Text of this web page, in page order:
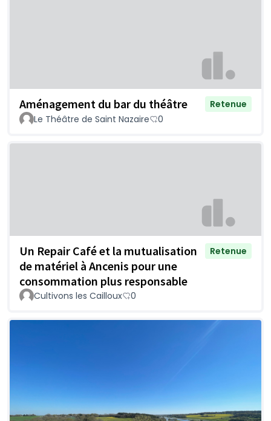
Aménagement du bar du théâtre
Retenue
Le Théâtre de Saint Nazaire
0
Un Repair Café et la mutualisation
de matériel à Ancenis pour une
consommation plus responsable
Retenue
Cultivons les Cailloux 0